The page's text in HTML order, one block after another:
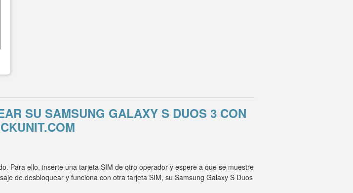
SU SAMSUNG GALAXY S DUOS 3 CON
Para ello, inserte una tarjeta SIM de otro operador y espere a que se muestre
de desbloquear y funciona con otra tarjeta SIM, su Samsung Galaxy S Duos